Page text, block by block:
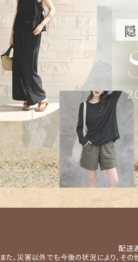
配送
また、災害以外でも今後の状況により、そ